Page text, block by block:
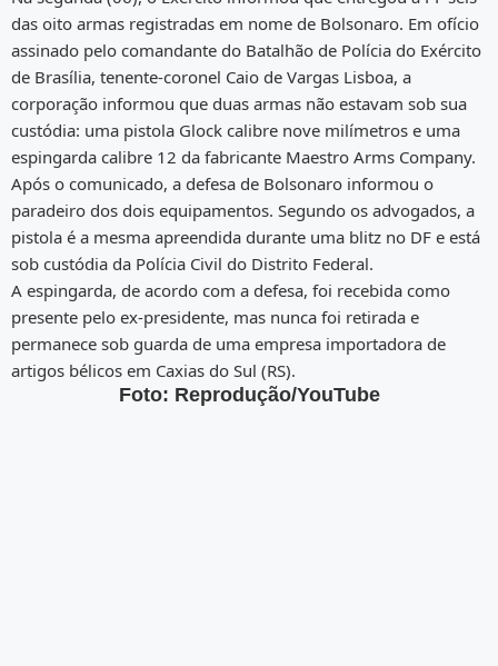
das oito armas registradas em nome de Bolsonaro. Em ofício
assinado pelo comandante do Batalhão de Polícia do Exército
de Brasília, tenente-coronel Caio de Vargas Lisboa, a
corporação informou que duas armas não estavam sob sua
custódia: uma pistola Glock calibre nove milímetros e uma
espingarda calibre 12 da fabricante Maestro Arms Company.
Após o comunicado, a defesa de Bolsonaro informou o
paradeiro dos dois equipamentos. Segundo os advogados, a
pistola é a mesma apreendida durante uma blitz no DF e está
sob custódia da Polícia Civil do Distrito Federal.
A espingarda, de acordo com a defesa, foi recebida como
presente pelo ex-presidente, mas nunca foi retirada e
permanece sob guarda de uma empresa importadora de
artigos bélicos em Caxias do Sul (RS).
Foto: Reprodução/YouTube